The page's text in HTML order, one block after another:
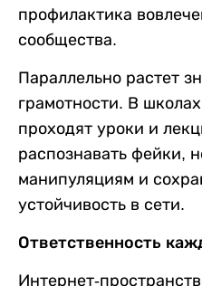
профилактика
сообщества.
Параллельно растет
грамотности. В
проходят уроки и
распознавать фейки,
манипуляциям и
устойчивость в сети.
Ответственность
Интернет-